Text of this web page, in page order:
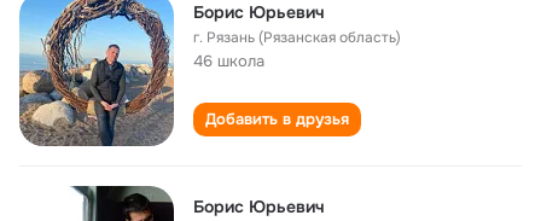
Борис Юрьевич
г. Рязань (Рязанская область)
46 школа
Добавить в друзья
Борис Юрьевич